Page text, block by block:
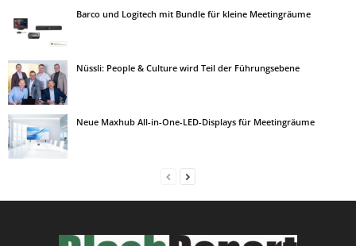
Barco und Logitech mit Bundle für kleine Meetingräume
Nüssli: People & Culture wird Teil der Führungsebene
Neue Maxhub All-in-One-LED-Displays für Meetingräume